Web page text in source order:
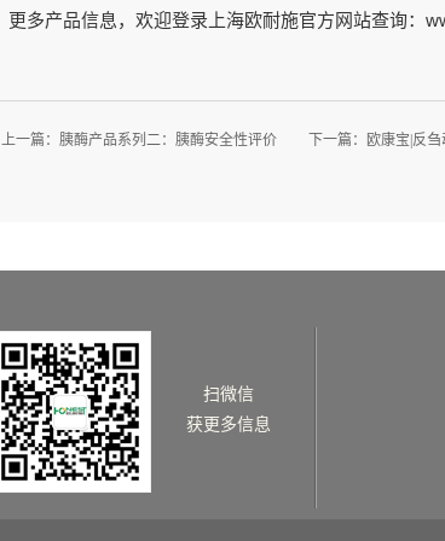
更多产品信息，欢迎登录上海欧耐施官方网站查询：
上一篇： 胰酶产品系列二：胰酶安全性评价 下一篇： 欧康宝|反
扫微信
获更多信息